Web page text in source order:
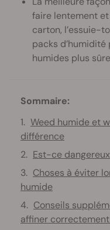
faire lentement
carton, l’essuie-
packs
humides plus
Sommaire:
Weed humide et
différence
Est-ce
Choses à éviter
humide
Conseils
affiner